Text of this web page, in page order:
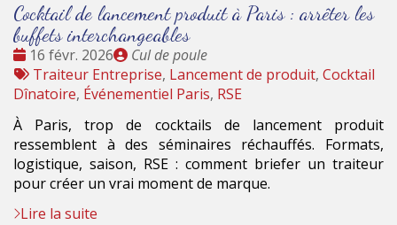
Cocktail de lancement produit à Paris : arrêter les
buffets interchangeables
Date
:
16 févr. 2026
Publié
par
Cul de poule
Tags
:
Traiteur Entreprise, Lancement de produit, Cocktail
Dînatoire, Événementiel Paris, RSE
À Paris, trop de cocktails de lancement produit
ressemblent à des séminaires réchauffés. Formats,
logistique, saison, RSE : comment briefer un traiteur
pour créer un vrai moment de marque.
Lire la suite